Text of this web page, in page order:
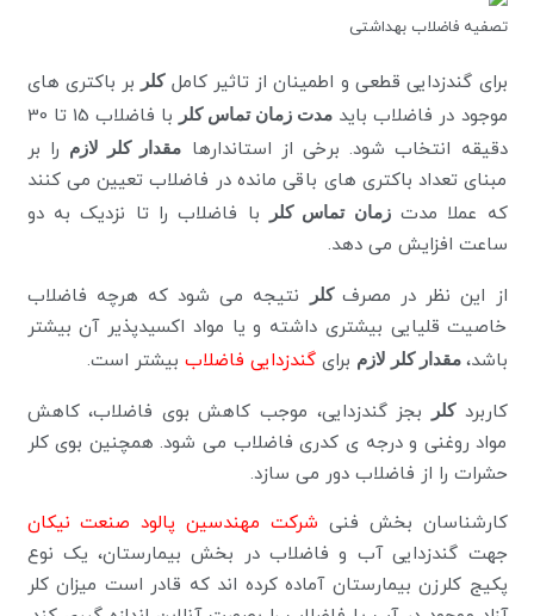
تصفیه فاضلاب بهداشتی
برای گندزدایی قطعی و اطمینان از تاثیر کاملکلر بر باکتری های
موجود در فاضلاب باید مدت زمان تماس کلر
با فاضلاب 15 تا 30
دقیقه انتخاب شود. برخی از استاندارها مقدار کلر لازم را بر
مبنای تعداد باکتری های باقی مانده در فاضلاب تعیین می کنند
که عملا مدتزمان تماس کلر با فاضلاب را تا نزدیک به دو
ساعت افزایش می دهد.
از این نظر در مصرف کلر نتیجه می شود که هرچه فاضلاب
خاصیت قلیایی بیشتری داشته و یا مواد اکسیدپذیر آن بیشتر
باشد، مقدار کلر لازم برایگندزدایی فاضلاب بیشتر است.
کاربردکلر بجز گندزدایی، موجب کاهش بوی فاضلاب، کاهش
مواد روغنی و درجه ی کدری فاضلاب می شود. همچنین بوی کلر
حشرات را از فاضلاب دور می سازد.
کارشناسان بخش فنی شرکت مهندسین پالود صنعت نیکان
جهت گندزدایی آب و فاضلاب در بخش بیمارستان، یک نوع
پکیج کلرزن بیمارستان آماده کرده اند که قادر است میزان کلر